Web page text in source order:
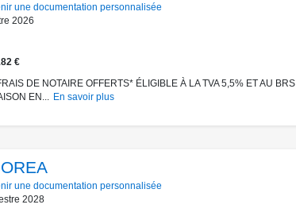
une documentation personnalisée
2026
€
DE NOTAIRE OFFERTS* ÉLIGIBLE À LA TVA 5,5% ET AU BRS
EN... En savoir plus
une documentation personnalisée
2028